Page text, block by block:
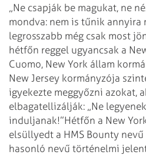
„Ne csapják be magukat, ne
mondva: nem is tűnik annyira
legrosszabb még csak most
hétfőn reggel ugyancsak a
Cuomo, New York állam
New Jersey kormányzója
igyekezte meggyőzni azokat,
elbagatellizálják: „Ne
induljanak!”Hétfőn a New
elsüllyedt a HMS Bounty
hasonló nevű történelmi